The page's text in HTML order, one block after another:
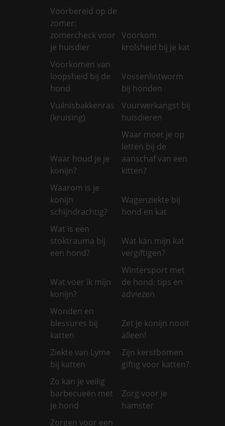
Voorbereid op de
zomer:
zomercheck voor
je huisdier
Voorkom
krolsheid bij je kat
Voorkomen van
loopsheid bij de
hond
Vossenlintworm
bij honden
Vuilnisbakkenras
(kruising)
Vuurwerkangst bij
huisdieren
Waar houd je je
konijn?
Waar moet je op
letten bij de
aanschaf van een
kitten?
Waarom is je
konijn
schijndrachtig?
Wagenziekte bij
hond en kat
Wat is een
stoktrauma bij
een hond?
Wat kan mijn kat
vergiftigen?
Wat voer ik mijn
konijn?
Wintersport met
de hond: tips en
adviezen
Wonden en
blessures bij
katten
Zet je konijn nooit
alleen!
Ziekte van Lyme
bij katten
Zijn kerstbomen
giftig voor katten?
Zo kan je veilig
barbecueën met
je hond
Zorg voor je
hamster
Zorgen voor een